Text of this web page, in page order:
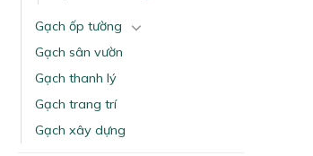
Gạch ốp tường
Gạch sân vườn
Gạch thanh lý
Gạch trang trí
Gạch xây dựng